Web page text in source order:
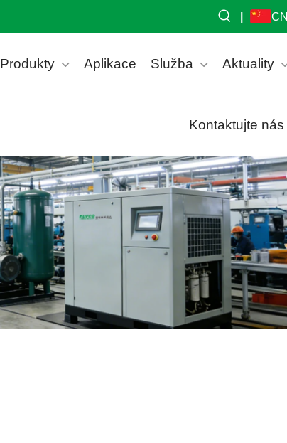
CN
Produkty Aplikace Služba Aktuality
Kontaktujte nás